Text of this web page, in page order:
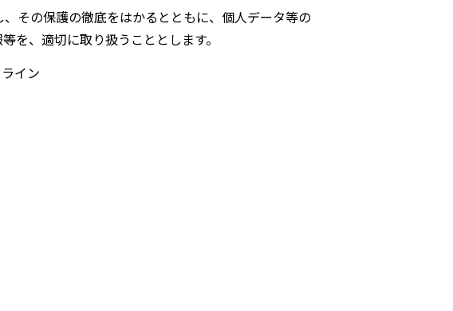
その保護の徹底をはかるとともに、個人データ等の
を、適切に取り扱うこととします。
イン